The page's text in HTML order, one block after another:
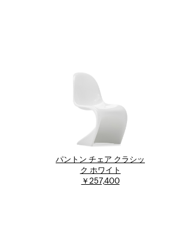
パントン チェア クラシッ
ク ホワイト
￥257,400